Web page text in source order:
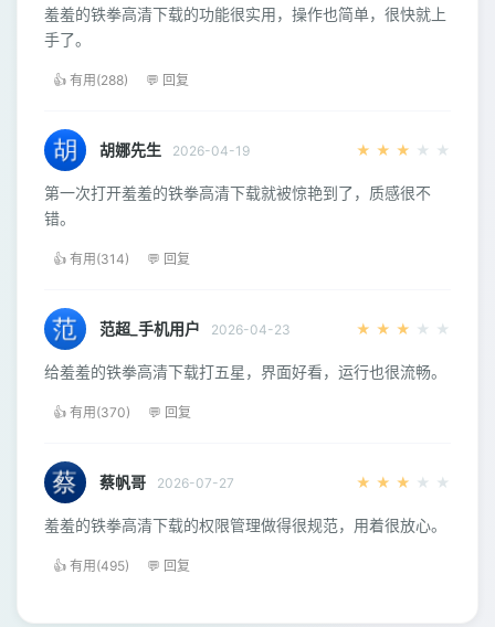
羞羞的铁拳高清下载的功能很实用，操作也简单，很快就上
手了。
👍 有用(288) 💬 回复
胡娜先生 2026-04-19 ★ ★ ★ ★ ★
第一次打开羞羞的铁拳高清下载就被惊艳到了，质感很不
错。
👍 有用(314) 💬 回复
范超_手机用户 2026-04-23 ★ ★ ★ ★ ★
给羞羞的铁拳高清下载打五星，界面好看，运行也很流畅。
👍 有用(370) 💬 回复
蔡帆哥 2026-07-27 ★ ★ ★ ★ ★
羞羞的铁拳高清下载的权限管理做得很规范，用着很放心。
👍 有用(495) 💬 回复